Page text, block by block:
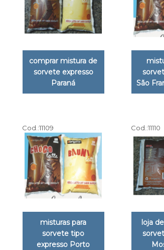
comprar mistura de
sorvete expresso
Paraná
São
Cod.:11109
misturas para
sorvete tipo
expresso Porto
Cod.:11110
loja